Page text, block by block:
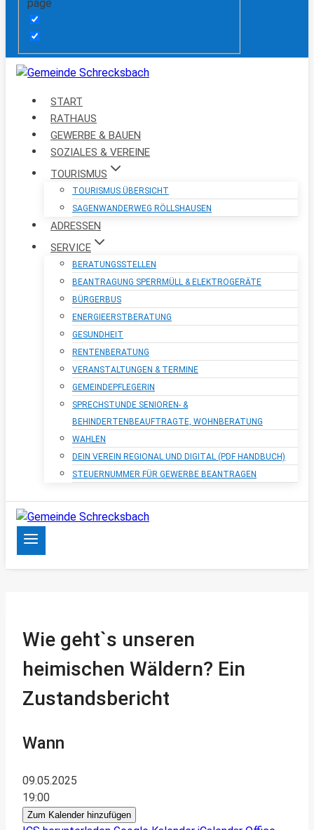
page
START
RATHAUS
GEWERBE & BAUEN
SOZIALES & VEREINE
TOURISMUS
TOURISMUS ÜBERSICHT
SAGENWANDERWEG RÖLLSHAUSEN
ADRESSEN
SERVICE
BERATUNGSSTELLEN
BEANTRAGUNG SPERRMÜLL & ELEKTROGERÄTE
BÜRGERBUS
ENERGIEERSTBERATUNG
GESUNDHEIT
RENTENBERATUNG
VERANSTALTUNGEN & TERMINE
GEMEINDEPFLEGERIN
SPRECHSTUNDE SENIOREN- &
BEHINDERTENBEAUFTRAGTE, WOHNBERATUNG
WAHLEN
DEIN VEREIN REGIONAL UND DIGITAL (PDF HANDBUCH)
STEUERNUMMER FÜR GEWERBE BEANTRAGEN
Wie geht`s unseren
heimischen Wäldern? Ein
Zustandsbericht
Wann
09.05.2025
19:00
Zum Kalender hinzufügen